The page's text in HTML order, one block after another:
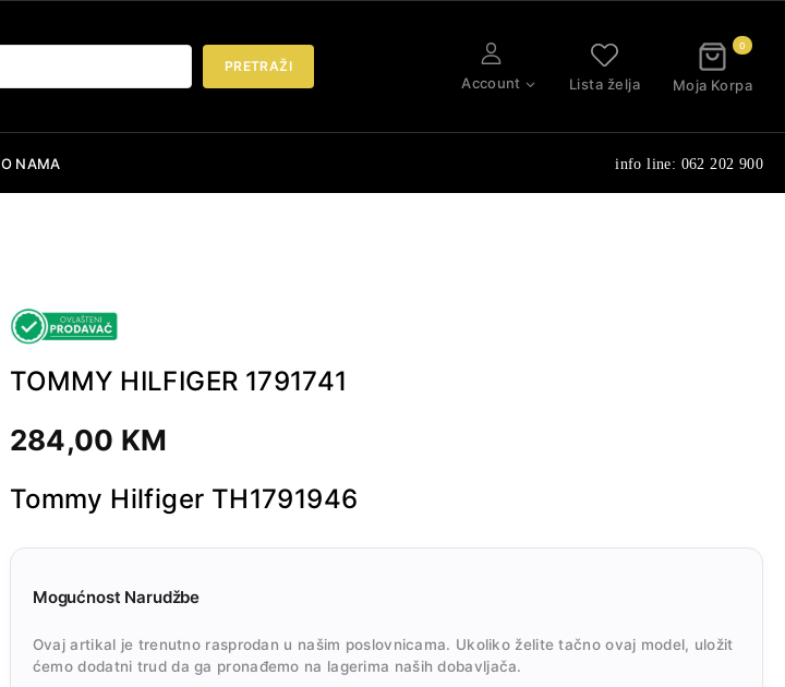
PRETRAŽI
Account Lista želja
0
Moja Korpa
O NAMA info line: 062 202 900
TOMMY HILFIGER 1791741
284,00 KM
Tommy Hilfiger TH1791946
Mogućnost Narudžbe
Ovaj artikal je trenutno rasprodan u našim poslovnicama. Ukoliko želite tačno ovaj model, uložit
ćemo dodatni trud da ga pronađemo na lagerima naših dobavljača.